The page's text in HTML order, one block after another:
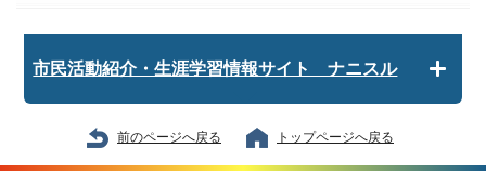
市民活動紹介・生涯学習情報サイト ナニスル
前のページへ戻る トップページへ戻る